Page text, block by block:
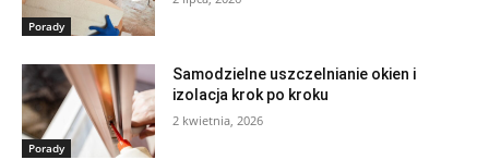
Porady
Porady
Samodzielne uszczelnianie okien i
izolacja krok po kroku
2 kwietnia, 2026